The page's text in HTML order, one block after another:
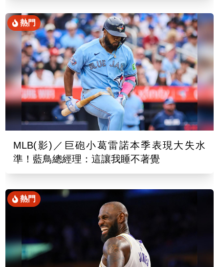
熱門
MLB(影)／巨砲小葛雷諾本季表現大失水
準！藍鳥總經理：這讓我睡不著覺
熱門